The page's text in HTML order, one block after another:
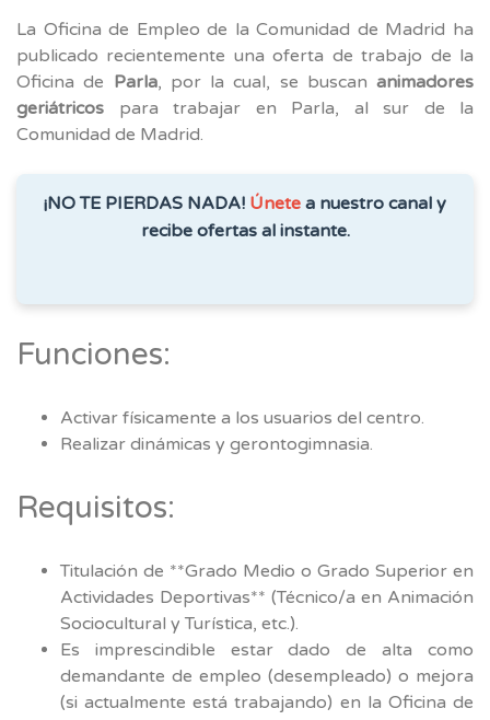
La Oficina de Empleo de la Comunidad de Madrid ha
publicado recientemente una oferta de trabajo de la
Oficina de Parla, por la cual, se buscan animadores
geriátricos para trabajar en Parla, al sur de la
Comunidad de Madrid.
¡NO TE PIERDAS NADA! Únete a nuestro canal y
recibe ofertas al instante.
Funciones:
Activar físicamente a los usuarios del centro.
Realizar dinámicas y gerontogimnasia.
Requisitos:
Titulación de **Grado Medio o Grado Superior en
Actividades Deportivas** (Técnico/a en Animación
Sociocultural y Turística, etc.).
Es imprescindible estar dado de alta como
demandante de empleo (desempleado) o mejora
(si actualmente está trabajando) en la Oficina de